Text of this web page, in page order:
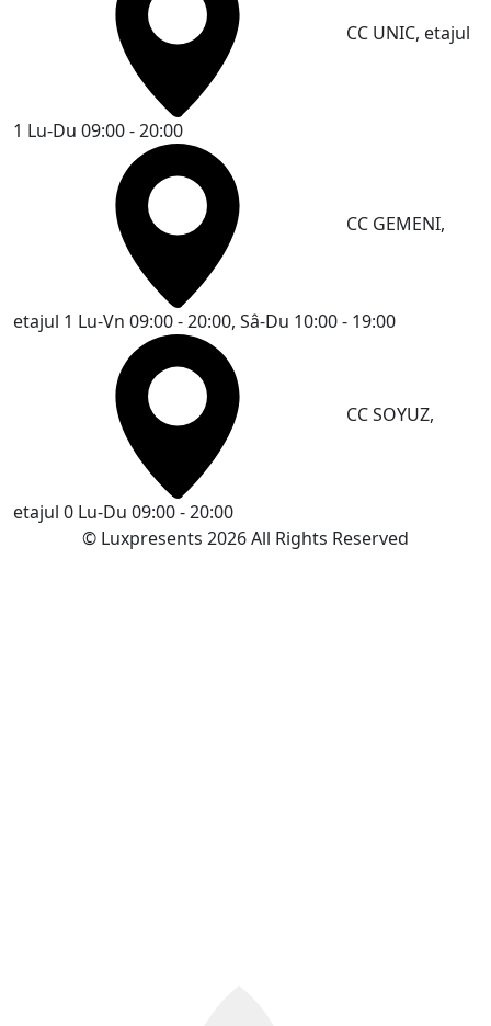
CC UNIC, etajul
1 Lu-Du 09:00 - 20:00
CC GEMENI,
etajul 1 Lu-Vn 09:00 - 20:00, Sâ-Du 10:00 - 19:00
CC SOYUZ,
etajul 0 Lu-Du 09:00 - 20:00
© Luxpresents 2026 All Rights Reserved